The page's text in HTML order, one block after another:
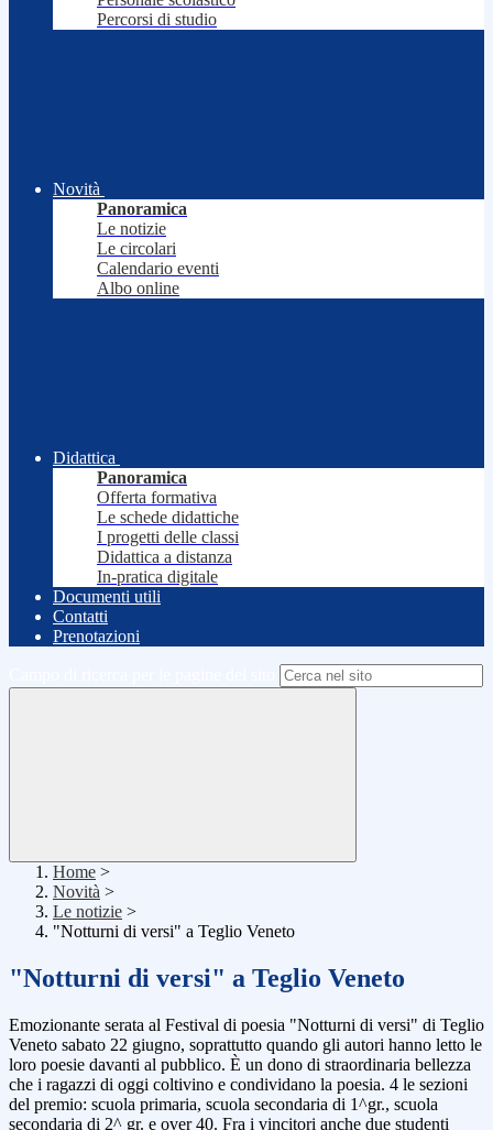
Percorsi di studio
Novità
Panoramica
Le notizie
Le circolari
Calendario eventi
Albo online
Didattica
Panoramica
Offerta formativa
Le schede didattiche
I progetti delle classi
Didattica a distanza
In-pratica digitale
Documenti utili
Contatti
Prenotazioni
Home >
Novità >
Le notizie >
"Notturni di versi" a Teglio Veneto
"Notturni di versi" a Teglio Veneto
Emozionante serata al Festival di poesia "Notturni di versi" di Teglio
Veneto sabato 22 giugno, soprattutto quando gli autori hanno letto le
loro poesie davanti al pubblico. È un dono di straordinaria bellezza
che i ragazzi di oggi coltivino e condividano la poesia. 4 le sezioni
del premio: scuola primaria, scuola secondaria di 1^gr., scuola
secondaria di 2^ gr. e over 40. Fra i vincitori anche due studenti